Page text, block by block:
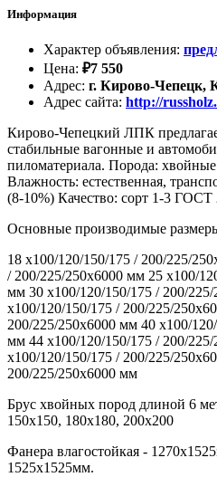
Информация
Характер объявления:
Цена: ₽7 550
Адрес: г. Кирово-Чепецк,
Адрес сайта: http://
Кирово-Чепецкий ЛПК
стабильные вагонные и
пиломатериала. Порода:
Влажность: естественная,
(8-10%) Качество: сорт 1-3 ГОСТ
Основные производимые
18 х100/120/150/175 / 200/225/
/ 200/225/250х6000 мм 25 х100/
мм 30 х100/120/150/175 / 200/
х100/120/150/175 / 200/225/
200/225/250х6000 мм 40 х100/
мм 44 х100/120/150/175 / 200/
х100/120/150/175 / 200/225/
200/225/250х6000 мм
Брус хвойных пород длиной 6
150х150, 180х180, 200х200
Фанера влагостойкая -
1525х1525мм.